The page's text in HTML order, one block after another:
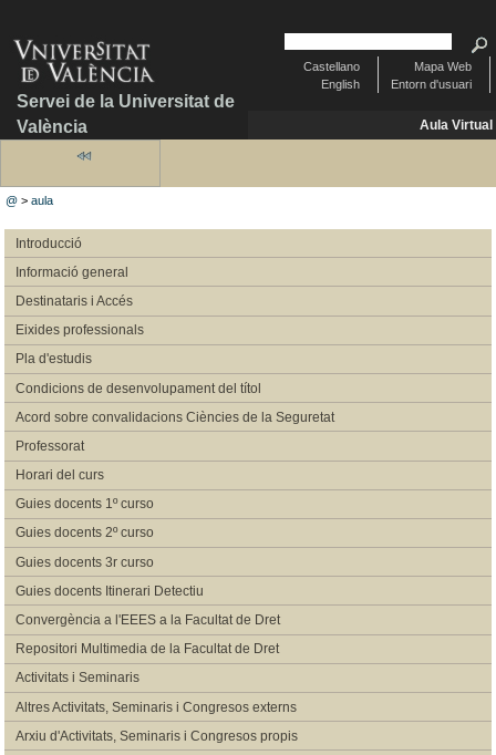
Servei de la Universitat de
València
Mapa Web
Entorn d'usuari
Castellano
English
Aula Virtual
@ >aula
Introducció
Informació general
Destinataris i Accés
Eixides professionals
Pla d'estudis
Condicions de desenvolupament del títol
Acord sobre convalidacions Ciències de la Seguretat
Professorat
Horari del curs
Guies docents 1º curso
Guies docents 2º curso
Guies docents 3r curso
Guies docents Itinerari Detectiu
Convergència a l'EEES a la Facultat de Dret
Repositori Multimedia de la Facultat de Dret
Activitats i Seminaris
Altres Activitats, Seminaris i Congresos externs
Arxiu d'Activitats, Seminaris i Congresos propis